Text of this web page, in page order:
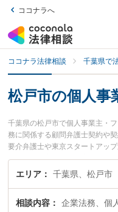
ココナラへ
ココナラ法律相談 千葉県で
松戸市の個人事
千葉県の松戸市で個人事業主・
務に関係する顧問弁護士契約や
要介弁護士や東京スタートアッ
す。『松戸市で土日や夜間に発
士を検索したい』『初回相談無
エリア 千葉県、松戸市
相談内容 企業法務、個